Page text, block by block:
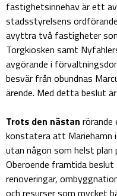
fastighetsinnehav är ett
stadsstyrelsens
avyttra två fastigheter
Torgkiosken samt
avgörande i
besvär från obundnas
ärende. Med detta beslut
Trots den nästan rörande
konstatera att Mariehamn
utan någon som helst
Oberoende framtida beslut
renoveringar,
och resurser som mycket